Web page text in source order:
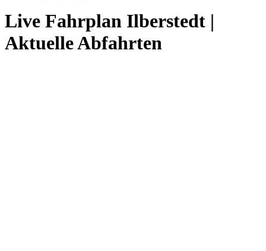
Live Fahrplan Ilberstedt |
Aktuelle Abfahrten